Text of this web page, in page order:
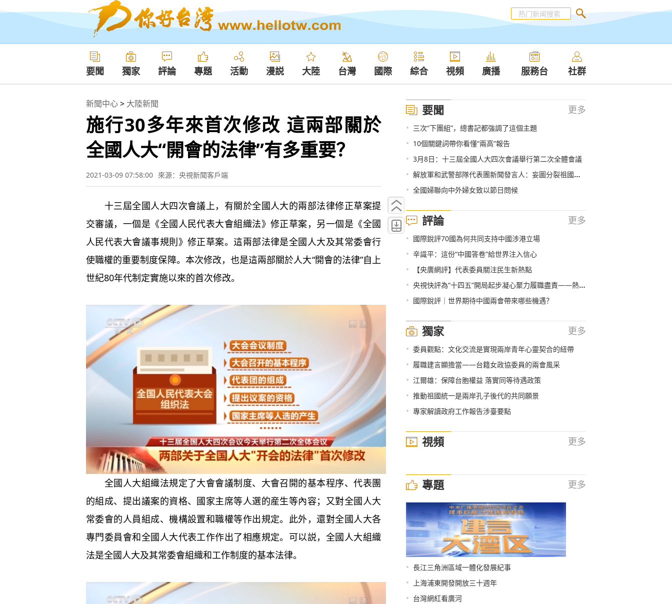
要聞 獨家 評論 專題 活動 漫説 大陸 台灣 國際 綜合 視頻 廣播 服務台 社群
新聞中心> 大陸新聞
施行30多年來首次修改 這兩部關於
全國人大“開會的法律”有多重要？
2021-03-09 07:58:00 來源：央視新聞客戶端
十三屆全國人大四次會議上，有關於全國人大的兩部法律修正草案提
交審議，一個是《全國人民代表大會組織法》修正草案，另一個是《全國
人民代表大會議事規則》修正草案。這兩部法律是全國人大及其常委會行
使職權的重要制度保障。本次修改，也是這兩部關於人大“開會的法律”自上
世紀80年代制定實施以來的首次修改。
全國人大組織法規定了大會會議制度、大會召開的基本程序、代表團
的組成、提出議案的資格、國家主席等人選的産生等內容；又對全國人大
常委會的人員組成、機構設置和職權等作出規定。此外，還對全國人大各
專門委員會和全國人大代表工作作出了相應規定。可以説，全國人大組織
法是全國人大及其常委會組織和工作制度的基本法律。
要聞 更多
• 三次“下團組”，總書記都強調了這個主題
• 10個關鍵詞帶你看懂“兩高”報告
• 3月8日：十三屆全國人大四次會議舉行第二次全體會議
• 解放軍和武警部隊代表團新聞發言人：妄圖分裂祖國的壞分子，絕不會有好下場
• 全國婦聯向中外婦女致以節日問候
評論 更多
• 國際銳評70國為何共同支持中國涉港立場
• 辛識平：這份“中國答卷”給世界注入信心
• 【央廣網評】代表委員關注民生新熱點
• 央視快評為“十四五”開局起步凝心聚力履職盡責——熱烈祝賀2021年全國兩會召開
• 國際銳評｜世界期待中國兩會帶來哪些機遇？
獨家 更多
• 委員觀點：文化交流是實現兩岸青年心靈契合的紐帶
• 履職建言顯擔當——台籍女政協委員的兩會風采
• 江爾雄：保障台胞權益 落實同等待遇政策
• 推動祖國統一是兩岸孔子後代的共同願景
• 專家解讀政府工作報告涉臺要點
視頻 更多
專題 更多
• 長江三角洲區域一體化發展紀事
• 上海浦東開發開放三十週年
• 台灣網紅看廣河